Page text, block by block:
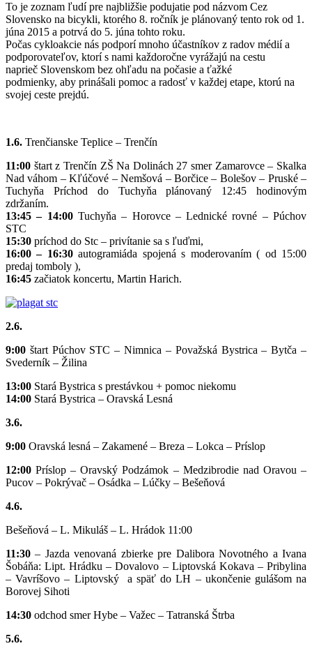
To je zoznam ľudí pre najbližšie podujatie pod názvom Cez
Slovensko na bicykli, ktorého 8. ročník je plánovaný tento rok od 1.
júna 2015 a potrvá do 5. júna tohto roku.
Počas cykloakcie nás podporí mnoho účastníkov z radov médií a
podporovateľov, ktorí s nami každoročne vyrážajú na cestu
naprieč Slovenskom bez ohľadu na počasie a ťažké
podmienky, aby prinášali pomoc a radosť v každej etape, ktorú na
svojej ceste prejdú.
1.6. Trenčianske Teplice – Trenčín
11:00 štart z Trenčín ZŠ Na Dolinách 27 smer Zamarovce – Skalka
Nad váhom – Kľúčové – Nemšová – Borčice – Bolešov – Pruské –
Tuchyňa Príchod do Tuchyňa plánovaný 12:45 hodinovým
zdržaním.
13:45 – 14:00Tuchyňa – Horovce – Lednické rovné – Púchov
STC
15:30 príchod do Stc – privítanie sa s ľuďmi,
16:00 – 16:30autogramiáda spojená s moderovaním ( od 15:00
predaj tomboly ),
16:45 začiatok koncertu, Martin Harich.
2.6.
9:00 štart Púchov STC – Nimnica – Považská Bystrica – Bytča –
Svederník – Žilina
13:00 Stará Bystrica s prestávkou + pomoc niekomu
14:00 Stará Bystrica – Oravská Lesná
3.6.
9:00 Oravská lesná – Zakamené – Breza – Lokca – Príslop
12:00 Príslop – Oravský Podzámok – Medzibrodie nad Oravou –
Pucov – Pokrývač – Osádka – Lúčky – Bešeňová
4.6.
Bešeňová – L. Mikuláš – L. Hrádok 11:00
11:30 – Jazda venovaná zbierke pre Dalibora Novotného a Ivana
Šobáňa: Lipt. Hrádku – Dovalovo – Liptovská Kokava – Pribylina
– Vavríšovo – Liptovský a späť do LH – ukončenie gulášom na
Borovej Sihoti
14:30 odchod smer Hybe – Važec – Tatranská Štrba
5.6.